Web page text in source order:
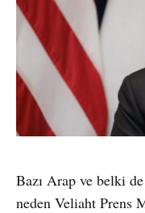
Bazı Arap ve belki
neden Veliaht Prens